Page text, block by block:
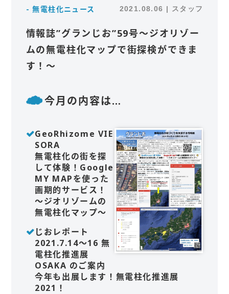
- 無電柱化ニュース 2021.08.06 | スタッフ
情報誌”グランじお”59号～ジオリゾー
ムの無電柱化マップで街探検ができま
す！～
今月の内容は…
GeoRhizome VIE
SORA
無電柱化の街を探
して体験！Google
MY MAPを使った
画期的サービス！
～ジオリゾームの
無電柱化マップ～
じおレポート
2021.7.14～16 無
電柱化推進展
OSAKA のご案内
今年も出展します！無電柱化推進展
2021！